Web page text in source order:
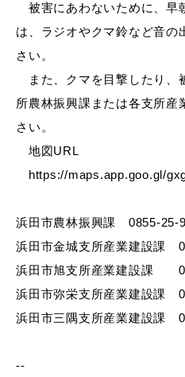
観光・飲食
場面から探す
妊娠・出産
教育
被害にあわないために、早
は、ラジオやクマ鈴など音の
さい。
また、クマを目撃したり、
所農林振興課または各支所産
さい。
地図URL
https://maps.app.goo.gl/
浜田市農林振興課 0855-25-
浜田市金城支所産業建設課
浜田市旭支所産業建設課
浜田市弥栄支所産業建設課
浜田市三隅支所産業建設課
--